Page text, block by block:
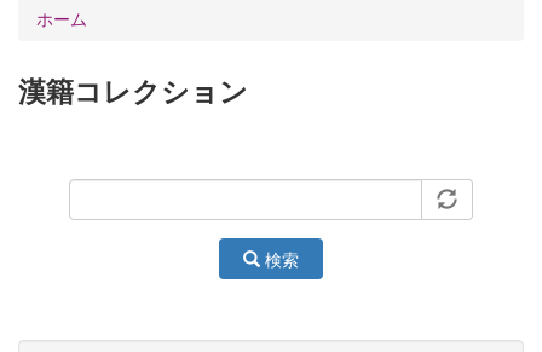
ホーム
漢籍コレクション
検索